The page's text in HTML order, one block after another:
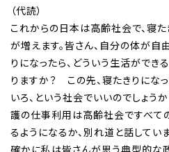
（代読）
これからの日本は高齢社会で、寝
が増えます。皆さん、自分の体が自
りになったら、どういう生活ができ
りますか？ この先、寝たきりにな
いろ、という社会でいいのでしょ
護の仕事利用は高齢社会ですべて
るようになるか、別れ道と話してい